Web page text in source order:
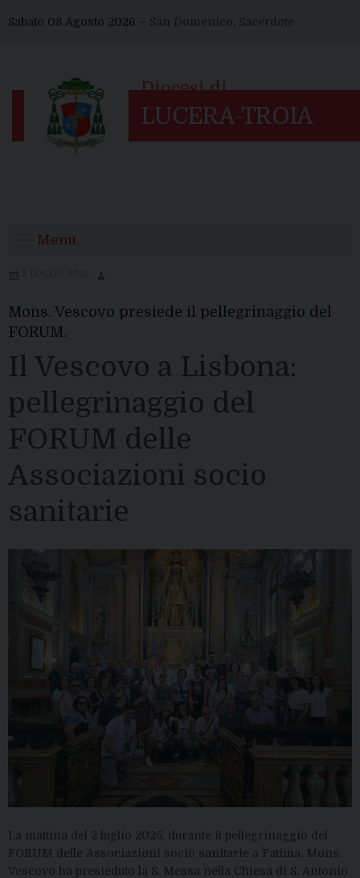
toSabato 08 Agosto 2026 – San Domenico, Sacerdote
Menu
Mons. Vescovo presiede il pellegrinaggio del
FORUM.
Il Vescovo a Lisbona:
pellegrinaggio del
FORUM delle
Associazioni socio
sanitarie
La mattina del 2 luglio 2025, durante il pellegrinaggio del
FORUM delle Associazioni socio sanitarie a Fatima, Mons.
Vescovo ha presieduto la S. Messa nella Chiesa di S. Antonio